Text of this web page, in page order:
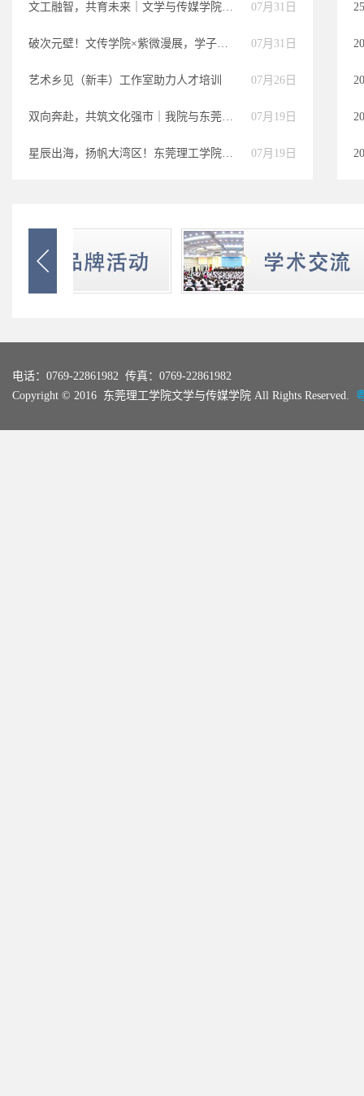
文工融智，共育未来｜文学与传媒学院携手南方都市报共建AIGC产学研教学基地 07月31日
破次元壁！文传学院×紫微漫展，学子原创国风IP闪耀“中国潮玩之都” 07月31日
艺术乡见（新丰）工作室助力人才培训 07月26日
双向奔赴，共筑文化强市｜我院与东莞市博物馆隆重举行“馆校共育”实习交接会 07月19日
‌星辰出海，扬帆大湾区！‌东莞理工学院与尚睿科技共建“星辰出海”实验室"Stellar Sea" Lab正式揭牌 07月19日

电话：0769-22861982 传真：0769-22861982
Copyright © 2016 东莞理工学院文学与传媒学院 All Rights Reserved.